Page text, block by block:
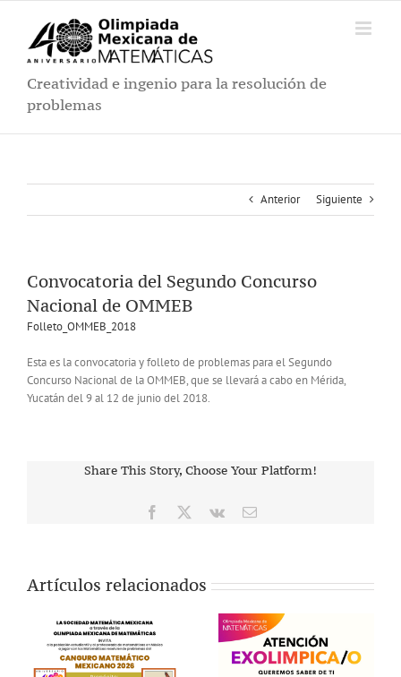
contenido
Creatividad e ingenio para la resolución de
problemas
Anterior Siguiente
Convocatoria del Segundo Concurso
Nacional de OMMEB
Folleto_OMMEB_2018
Esta es la convocatoria y folleto de problemas para el Segundo
Concurso Nacional de la OMMEB, que se llevará a cabo en Mérida,
Yucatán del 9 al 12 de junio del 2018.
Share This Story, Choose Your Platform!
Facebook Vk
Correo
Artículos relacionados